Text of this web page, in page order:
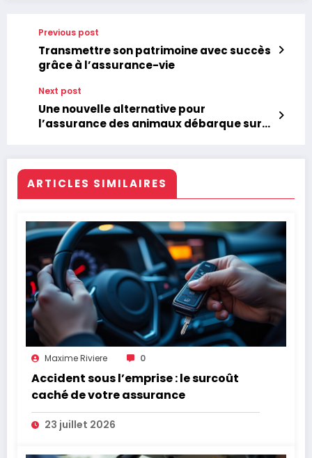
Previous post
Transmettre son patrimoine avec succès
grâce à l’assurance-vie
Next post
Une nouvelle alternative pour
l’assurance des animaux débarque sur
ARTICLES SIMILAIRES
Maxime Riviere 0
Accident sous l’emprise : le surcoût
caché de votre assurance
23 juillet 2026